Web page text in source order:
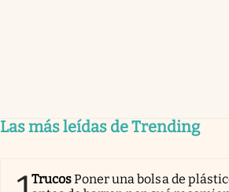
Las más leídas de Trending
TrucosPoner una bolsa de